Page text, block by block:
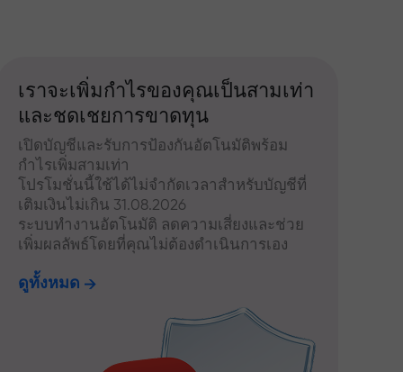
เราจะเพิ่มกำไรของคุณเป็นสามเท่า
และชดเชยการขาดทุน
เปิดบัญชีและรับการป้องกันอัตโนมัติพร้อม
กำไรเพิ่มสามเท่า
โปรโมชั่นนี้ใช้ได้ไม่จำกัดเวลาสำหรับบัญชีที่
เติมเงินไม่เกิน 31.08.2026
ระบบทำงานอัตโนมัติ ลดความเสี่ยงและช่วย
เพิ่มผลลัพธ์โดยที่คุณไม่ต้องดำเนินการเอง
ดูทั้งหมด